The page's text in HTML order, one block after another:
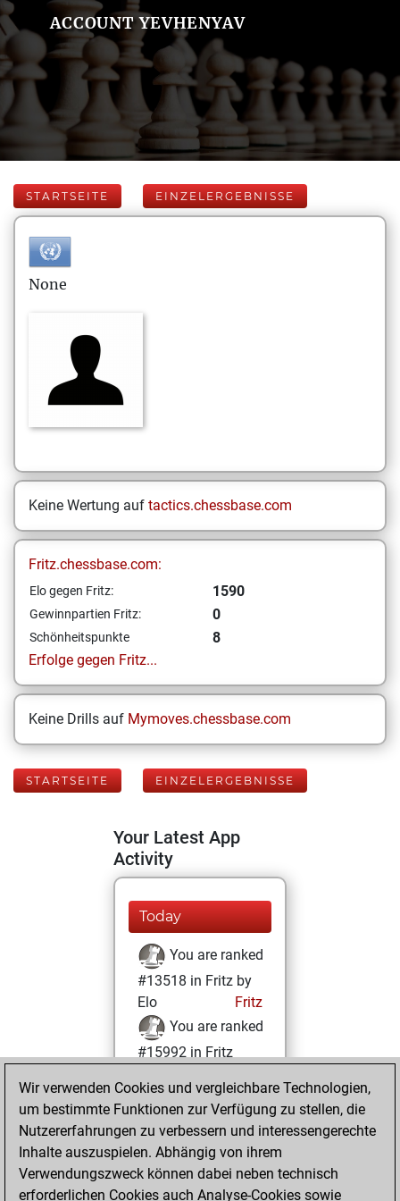
ACCOUNT YEVHENYAV
STARTSEITE EINZELERGEBNISSE
None
Keine Wertung auf tactics.chessbase.com
Fritz.chessbase.com:
Elo gegen Fritz: 1590
Gewinnpartien Fritz: 0
Schönheitspunkte
8
Erfolge gegen Fritz...
Keine Drills auf Mymoves.chessbase.com
STARTSEITE EINZELERGEBNISSE
Your Latest App
Activity
Today
You are ranked
#13518 in Fritz by
Elo
Fritz
You are ranked
#15992 in Fritz
Mittwoch,
August 9, 2023
You achieved a
BeautyScore of 8
Wir verwenden Cookies und vergleichbare Technologien,
um bestimmte Funktionen zur Verfügung zu stellen, die
Nutzererfahrungen zu verbessern und interessengerechte
Inhalte auszuspielen. Abhängig von ihrem
Verwendungszweck können dabei neben technisch
erforderlichen Cookies auch Analyse-Cookies sowie